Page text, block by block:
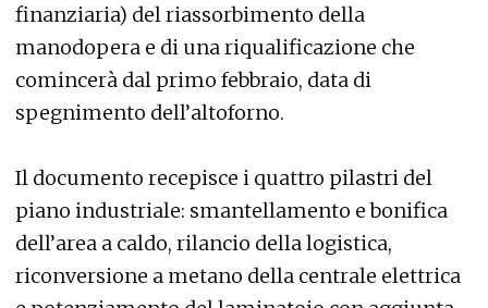
finanziaria) del riassorbimento della
manodopera e di una riqualificazione che
comincerà dal primo febbraio, data di
spegnimento dell’altoforno.
Il documento recepisce i quattro pilastri del
piano industriale: smantellamento e bonifica
dell’area a caldo, rilancio della logistica,
riconversione a metano della centrale elettrica